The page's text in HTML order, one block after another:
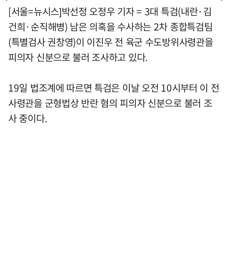
[서울=뉴시스]박선정 오정우 기자 = 3대 특검(내란·김
건희·순직해병) 남은 의혹을 수사하는 2차 종합특검팀
(특별검사 권창영)이 이진우 전 육군 수도방위사령관을
피의자 신분으로 불러 조사하고 있다.
19일 법조계에 따르면 특검은 이날 오전 10시부터 이 전
사령관을 군형법상 반란 혐의 피의자 신분으로 불러 조
사 중이다.